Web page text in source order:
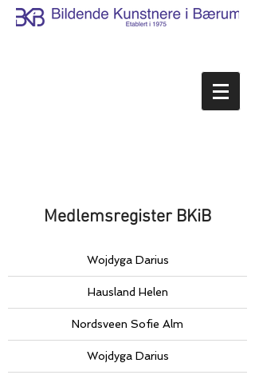
Medlemsregister BKiB
Wojdyga Darius
Hausland Helen
Nordsveen Sofie Alm
Wojdyga Darius